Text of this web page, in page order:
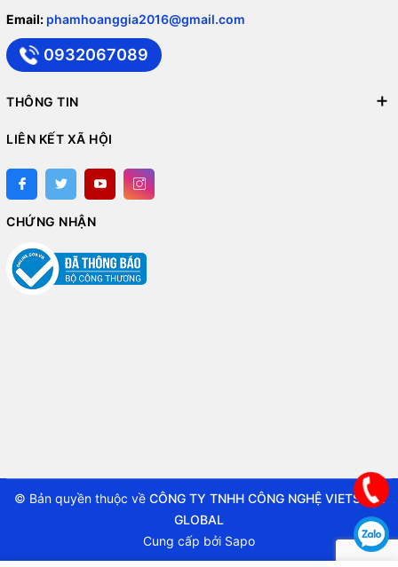
Email: phamhoanggia2016@gmail.com
0932067089
THÔNG TIN
LIÊN KẾT XÃ HỘI
CHỨNG NHẬN
© Bản quyền thuộc về CÔNG TY TNHH CÔNG NGHỆ VIETSTAR
GLOBAL
Cung cấp bởi Sapo